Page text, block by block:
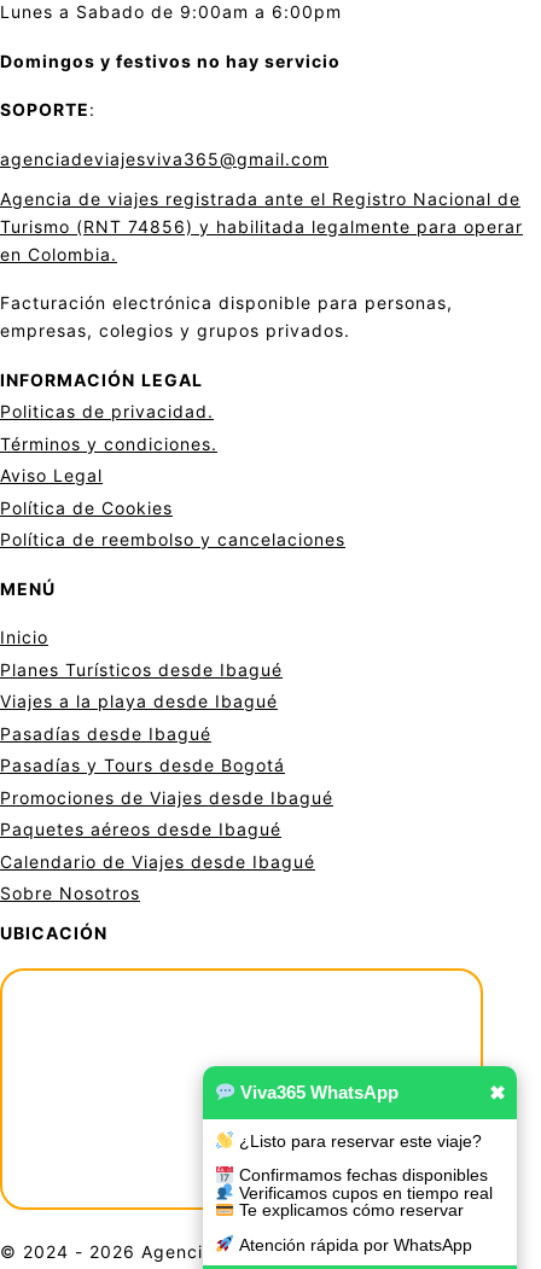
Viva365 WhatsApp ✖
¿Listo para reservar este viaje?
Confirmamos fechas disponibles
Verificamos cupos en tiempo real
Te explicamos cómo reservar
Atención rápida por WhatsApp
Lunes a Sabado de 9:00am a 6:00pm
Domingos y festivos no hay servicio
SOPORTE:
agenciadeviajesviva365@gmail.com
Agencia de viajes registrada ante el Registro Nacional de
Turismo (RNT 74856) y habilitada legalmente para operar
en Colombia.
Facturación electrónica disponible para personas,
empresas, colegios y grupos privados.
INFORMACIÓN LEGAL
Politicas de privacidad.
Términos y condiciones.
Aviso Legal
Política de Cookies
Política de reembolso y cancelaciones
MENÚ
Inicio
Planes Turísticos desde Ibagué
Viajes a la playa desde Ibagué
Pasadías desde Ibagué
Pasadías y Tours desde Bogotá
Promociones de Viajes desde Ibagué
Paquetes aéreos desde Ibagué
Calendario de Viajes desde Ibagué
Sobre Nosotros
UBICACIÓN
© 2024 - 2026 Agencia De Viajes Viva 365. Todos los